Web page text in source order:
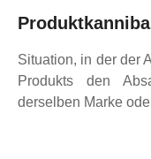
Situation, in der der
Produkts den
derselben Marke